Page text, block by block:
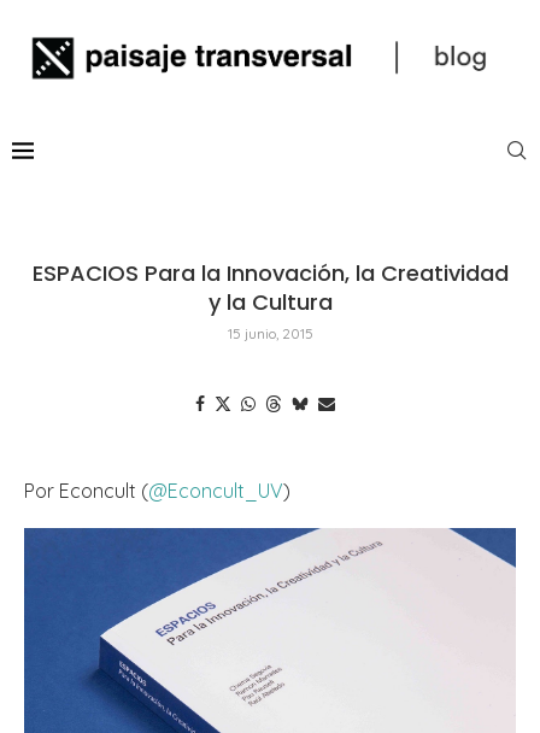
ESPACIOS Para la Innovación, la Creatividad
y la Cultura
15 junio, 2015
Por Econcult (@Econcult_UV)